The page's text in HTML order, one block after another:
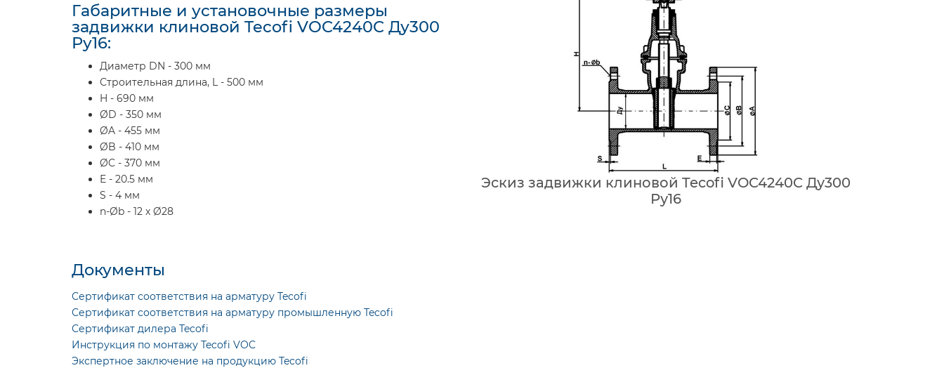
Габаритные и установочные размеры
задвижки клиновой Tecofi VOC4240C Ду300
Ру16:
Диаметр DN - 300 мм
Строительная длина, L - 500 мм
H - 690 мм
ØD - 350 мм
ØA - 455 мм
ØB - 410 мм
ØC - 370 мм
E - 20.5 мм
S - 4 мм
n-Øb - 12 x Ø28
Эскиз задвижки клиновой Tecofi VOC4240C Ду300
Ру16
Документы
Сертификат соответствия на арматуру Tecofi
Сертификат соответствия на арматуру промышленную Tecofi
Сертификат дилера Tecofi
Инструкция по монтажу Tecofi VOC
Экспертное заключение на продукцию Tecofi